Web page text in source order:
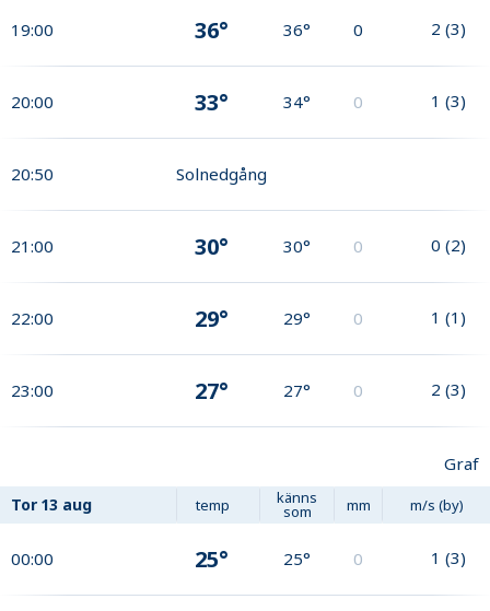
19:00 36° 36° 0 2 (3)
20:00 33° 34° 0 1 (3)
20:50 Solnedgång
21:00 30° 30° 0 0 (2)
22:00 29° 29° 0 1 (1)
23:00 27° 27° 0 2 (3)
Graf
Tor 13 aug temp känns
som mm m/s (by)
00:00 25° 25° 0 1 (3)